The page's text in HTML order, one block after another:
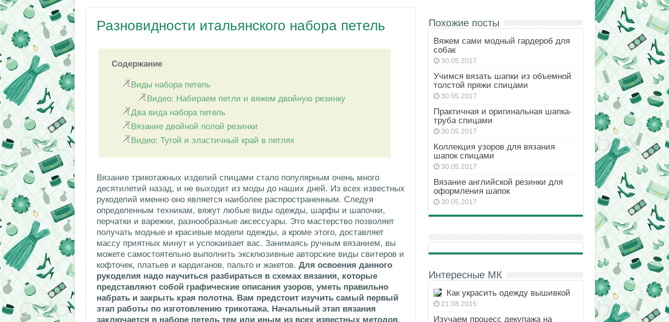
Разновидности итальянского набора петель
Содержание
Виды набора петель
Видео: Набираем петли и вяжем двойную резинку
Два вида набора петель
Вязание двойной полой резинки
Видео: Тугой и эластичный край в петлях
Вязание трикотажных изделий спицами стало популярным очень много
десятилетий назад, и не выходит из моды до наших дней. Из всех известных
рукоделий именно оно является наиболее распространенным. Следуя
определенным техникам, вяжут любые виды одежды, шарфы и шапочки,
перчатки и варежки, разнообразные аксессуары. Это мастерство позволяет
получать модные и красивые модели одежды, а кроме этого, доставляет
массу приятных минут и успокаивает вас. Занимаясь ручным вязанием, вы
можете самостоятельно выполнить эксклюзивные авторские виды свитеров и
кофточек, платьев и кардиганов, пальто и жакетов. Для освоения данного
рукоделия надо научиться разбираться в схемах вязания, которые
представляют собой графические описания узоров, уметь правильно
набрать и закрыть края полотна. Вам предстоит изучить самый первый
этап работы по изготовлению трикотажа. Начальный этап вязания
заключается в наборе петель тем или иным из всех известных методов.
Похожие посты
Вяжем сами модный гардероб для
собак
30.05.2017
Учимся вязать шапки из объемной
толстой пряжи спицами
30.05.2017
Практичная и оригинальная шапка-
труба спицами
30.05.2017
Коллекция узоров для вязания
шапок спицами
30.05.2017
Вязание английской резинки для
оформления шапок
30.05.2017
Интересные МК
Как украсить одежду вышивкой
21.08.2015
Изучаем процесс декупажа на